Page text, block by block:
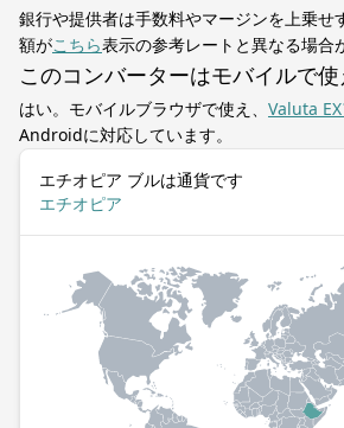
銀行や提供者は手数料やマージンを上乗せ
額がこちら表示の参考レートと異なる場合
このコンバーターはモバイルで使
はい。モバイルブラウザで使え、 Valuta
Androidに対応しています。
エチオピア ブルは通貨です
エチオピア